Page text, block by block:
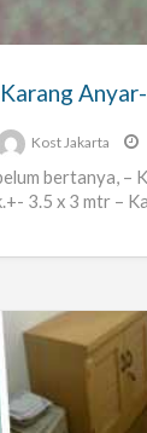
Kost Jakarta
bertanya, –
3.5 x 3 mtr –